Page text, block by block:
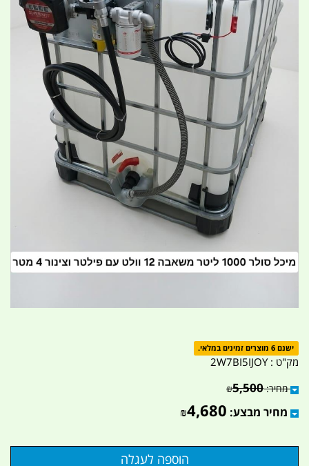
ישנם 6 מוצרים זמינים במלאי.
מק"ט :2W7BI5IJOY
מחיר: ₪5,500
מחיר מבצע: ₪4,680